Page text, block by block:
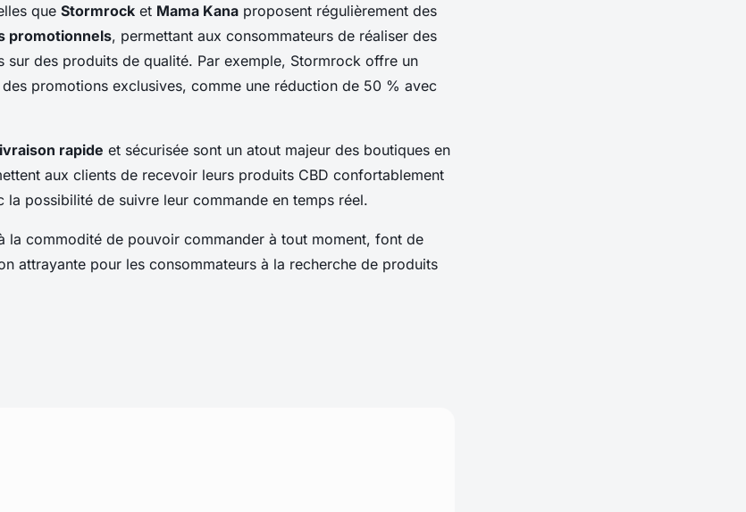
que Stormrock et Mama Kana proposent régulièrement des
promotionnels, permettant aux consommateurs de réaliser des
sur des produits de qualité. Par exemple, Stormrock offre un
promotions exclusives, comme une réduction de 50 % avec
rapide et sécurisée sont un atout majeur des boutiques en
aux clients de recevoir leurs produits CBD confortablement
la possibilité de suivre leur commande en temps réel.
la commodité de pouvoir commander à tout moment, font de
attrayante pour les consommateurs à la recherche de produits